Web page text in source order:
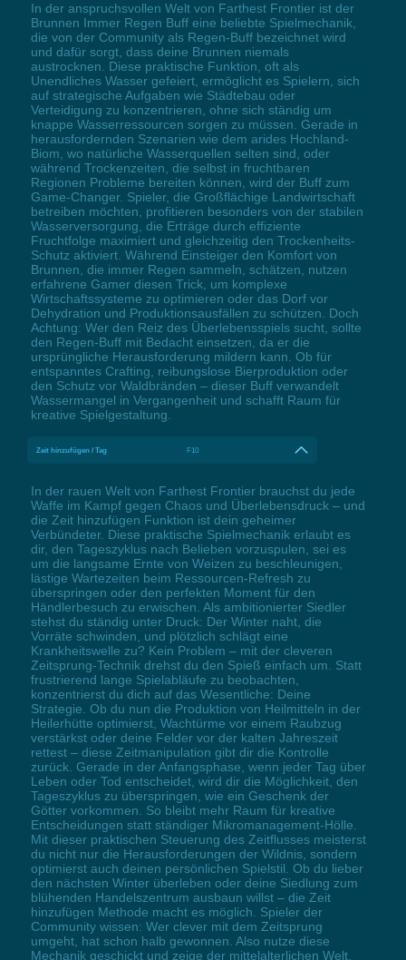
In der anspruchsvollen Welt von Farthest Frontier ist der
Brunnen Immer Regen Buff eine beliebte Spielmechanik,
die von der Community als Regen-Buff bezeichnet wird
und dafür sorgt, dass deine Brunnen niemals
austrocknen. Diese praktische Funktion, oft als
Unendliches Wasser gefeiert, ermöglicht es Spielern, sich
auf strategische Aufgaben wie Städtebau oder
Verteidigung zu konzentrieren, ohne sich ständig um
knappe Wasserressourcen sorgen zu müssen. Gerade in
herausfordernden Szenarien wie dem arides Hochland-
Biom, wo natürliche Wasserquellen selten sind, oder
während Trockenzeiten, die selbst in fruchtbaren
Regionen Probleme bereiten können, wird der Buff zum
Game-Changer. Spieler, die Großflächige Landwirtschaft
betreiben möchten, profitieren besonders von der stabilen
Wasserversorgung, die Erträge durch effiziente
Fruchtfolge maximiert und gleichzeitig den Trockenheits-
Schutz aktiviert. Während Einsteiger den Komfort von
Brunnen, die immer Regen sammeln, schätzen, nutzen
erfahrene Gamer diesen Trick, um komplexe
Wirtschaftssysteme zu optimieren oder das Dorf vor
Dehydration und Produktionsausfällen zu schützen. Doch
Achtung: Wer den Reiz des Überlebensspiels sucht, sollte
den Regen-Buff mit Bedacht einsetzen, da er die
ursprüngliche Herausforderung mildern kann. Ob für
entspanntes Crafting, reibungslose Bierproduktion oder
den Schutz vor Waldbränden – dieser Buff verwandelt
Wassermangel in Vergangenheit und schafft Raum für
kreative Spielgestaltung.
Zeit hinzufügen / Tag F10
In der rauen Welt von Farthest Frontier brauchst du jede
Waffe im Kampf gegen Chaos und Überlebensdruck – und
die Zeit hinzufügen Funktion ist dein geheimer
Verbündeter. Diese praktische Spielmechanik erlaubt es
dir, den Tageszyklus nach Belieben vorzuspulen, sei es
um die langsame Ernte von Weizen zu beschleunigen,
lästige Wartezeiten beim Ressourcen-Refresh zu
überspringen oder den perfekten Moment für den
Händlerbesuch zu erwischen. Als ambitionierter Siedler
stehst du ständig unter Druck: Der Winter naht, die
Vorräte schwinden, und plötzlich schlägt eine
Krankheitswelle zu? Kein Problem – mit der cleveren
Zeitsprung-Technik drehst du den Spieß einfach um. Statt
frustrierend lange Spielabläufe zu beobachten,
konzentrierst du dich auf das Wesentliche: Deine
Strategie. Ob du nun die Produktion von Heilmitteln in der
Heilerhütte optimierst, Wachtürme vor einem Raubzug
verstärkst oder deine Felder vor der kalten Jahreszeit
rettest – diese Zeitmanipulation gibt dir die Kontrolle
zurück. Gerade in der Anfangsphase, wenn jeder Tag über
Leben oder Tod entscheidet, wird dir die Möglichkeit, den
Tageszyklus zu überspringen, wie ein Geschenk der
Götter vorkommen. So bleibt mehr Raum für kreative
Entscheidungen statt ständiger Mikromanagement-Hölle.
Mit dieser praktischen Steuerung des Zeitflusses meisterst
du nicht nur die Herausforderungen der Wildnis, sondern
optimierst auch deinen persönlichen Spielstil. Ob du lieber
den nächsten Winter überleben oder deine Siedlung zum
blühenden Handelszentrum ausbaun willst – die Zeit
hinzufügen Methode macht es möglich. Spieler der
Community wissen: Wer clever mit dem Zeitsprung
umgeht, hat schon halb gewonnen. Also nutze diese
Mechanik geschickt und zeige der mittelalterlichen Welt,